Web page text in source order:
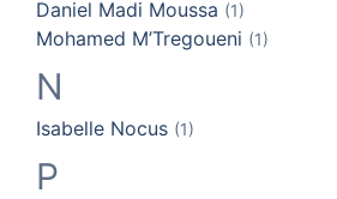
Daniel Madi Moussa (1)
Mohamed M’Tregoueni (1)
N
Isabelle Nocus (1)
P